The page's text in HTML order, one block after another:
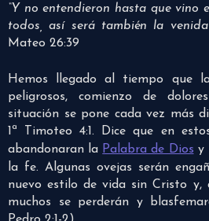
“Y no entendieron hasta que vino
todos, así será también la
Mateo 26:39
Hemos llegado al tiempo que
peligrosos, comienzo de
situación se pone cada vez más
1ª Timoteo 4:1. Dice que en
abandonaran la Palabra de Dios y
la fe. Algunas ovejas serán
nuevo estilo de vida sin Cristo y,
muchos se perderán y